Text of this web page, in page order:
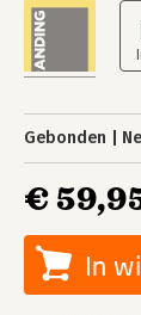
Gebonden
€
In